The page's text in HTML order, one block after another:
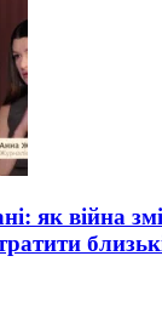
як війна